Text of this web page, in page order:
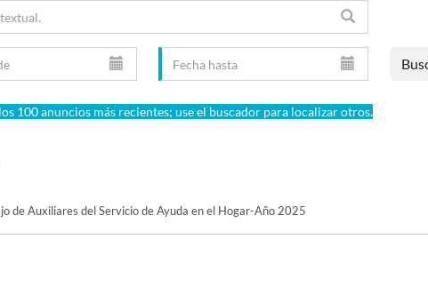
100 anuncios más recientes; use el buscador para localizar otros.
de Auxiliares del Servicio de Ayuda en el Hogar-Año 2025